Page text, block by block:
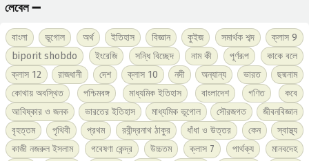
লেবেল ➖
বাংলা ভূগোল অর্থ ইতিহাস বিজ্ঞান কুইজ সমার্থক শব্দ
ক্লাস 9
biporit shobdo
ইংরেজি সন্ধি বিচ্ছেদ নাম কী পূর্ণরূপ
কাকে বলে
ক্লাস 12
রাজধানী দেশ ক্লাস 10 নদী অন্যান্য ভারত
ছদ্মনাম
কোথায় অবস্থিত
পশ্চিমবঙ্গ মাধ্যমিক ইতিহাস বাংলাদেশ গণিত
কবে
আবিষ্কার ও জনক
ভারতের ইতিহাস মাধ্যমিক ভূগোল সৌরজগত
জীবনবিজ্ঞান
বৃহত্তম
পৃথিবী প্রথম রবীন্দ্রনাথ ঠাকুর ধাঁধা ও উত্তর কেন
স্বাস্থ্য
কাজী নজরুল ইসলাম
গবেষণা কেন্দ্র উচ্চতম ক্লাস 7 পার্থক্য
মানবদেহ